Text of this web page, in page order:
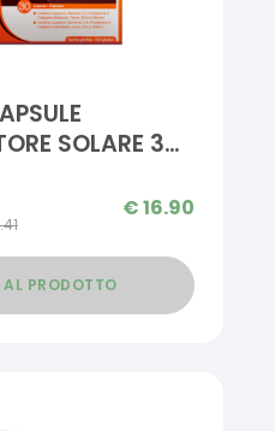
SOLARE 30
€16.90
PRODOTTO